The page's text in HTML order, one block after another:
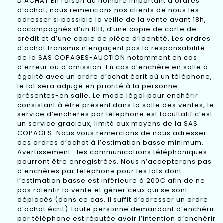
d’achat, nous remercions nos clients de nous les
adresser si possible la veille de la vente avant 18h,
accompagnés d’un RIB, d’une copie de carte de
crédit et d’une copie de pièce d’identité. Les ordres
d’achat transmis n’engagent pas la responsabilité
de la SAS COPAGES-AUCTION notamment en cas
d’erreur ou d’omission. En cas d’enchère en salle à
égalité avec un ordre d’achat écrit où un téléphone,
le lot sera adjugé en priorité à la personne
présentes-en salle. Le mode légal pour enchérir
consistant à être présent dans la salle des ventes, le
service d’enchères par téléphone est facultatif c’est
un service gracieux, limité aux moyens de la SAS
COPAGES. Nous vous remercions de nous adresser
des ordres d’achat à l’estimation basse minimum.
Avertissement : les communications téléphoniques
pourront être enregistrées. Nous n’accepterons pas
d’enchères par téléphone pour les lots dont
l’estimation basse est inférieure à 200€ afin de ne
pas ralentir la vente et gêner ceux qui se sont
déplacés (dans ce cas, il suffit d’adresser un ordre
d’achat écrit) Toute personne demandant d’enchérir
par téléphone est réputée avoir l’intention d’enchérir